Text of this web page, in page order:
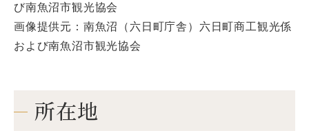
び南魚沼市観光協会
画像提供元：南魚沼（六日町庁舎）六日町商工観光係
および南魚沼市観光協会
所在地